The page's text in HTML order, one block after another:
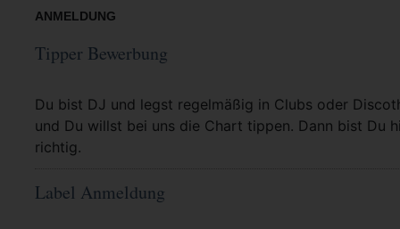
ANMELDUNG
Tipper Bewerbung
Du bist DJ und legst regelmäßig in Clubs oder
und Du willst bei uns die Chart tippen. Dann bist Du
richtig.
Mehr Info
Label Anmeldung
Mehr Info